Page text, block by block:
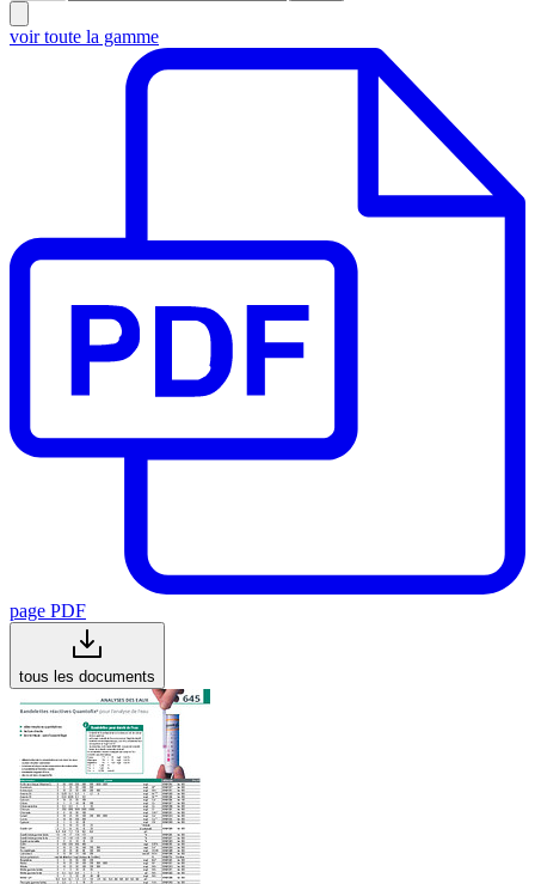
voir toute la gamme
page PDF
tous les documents